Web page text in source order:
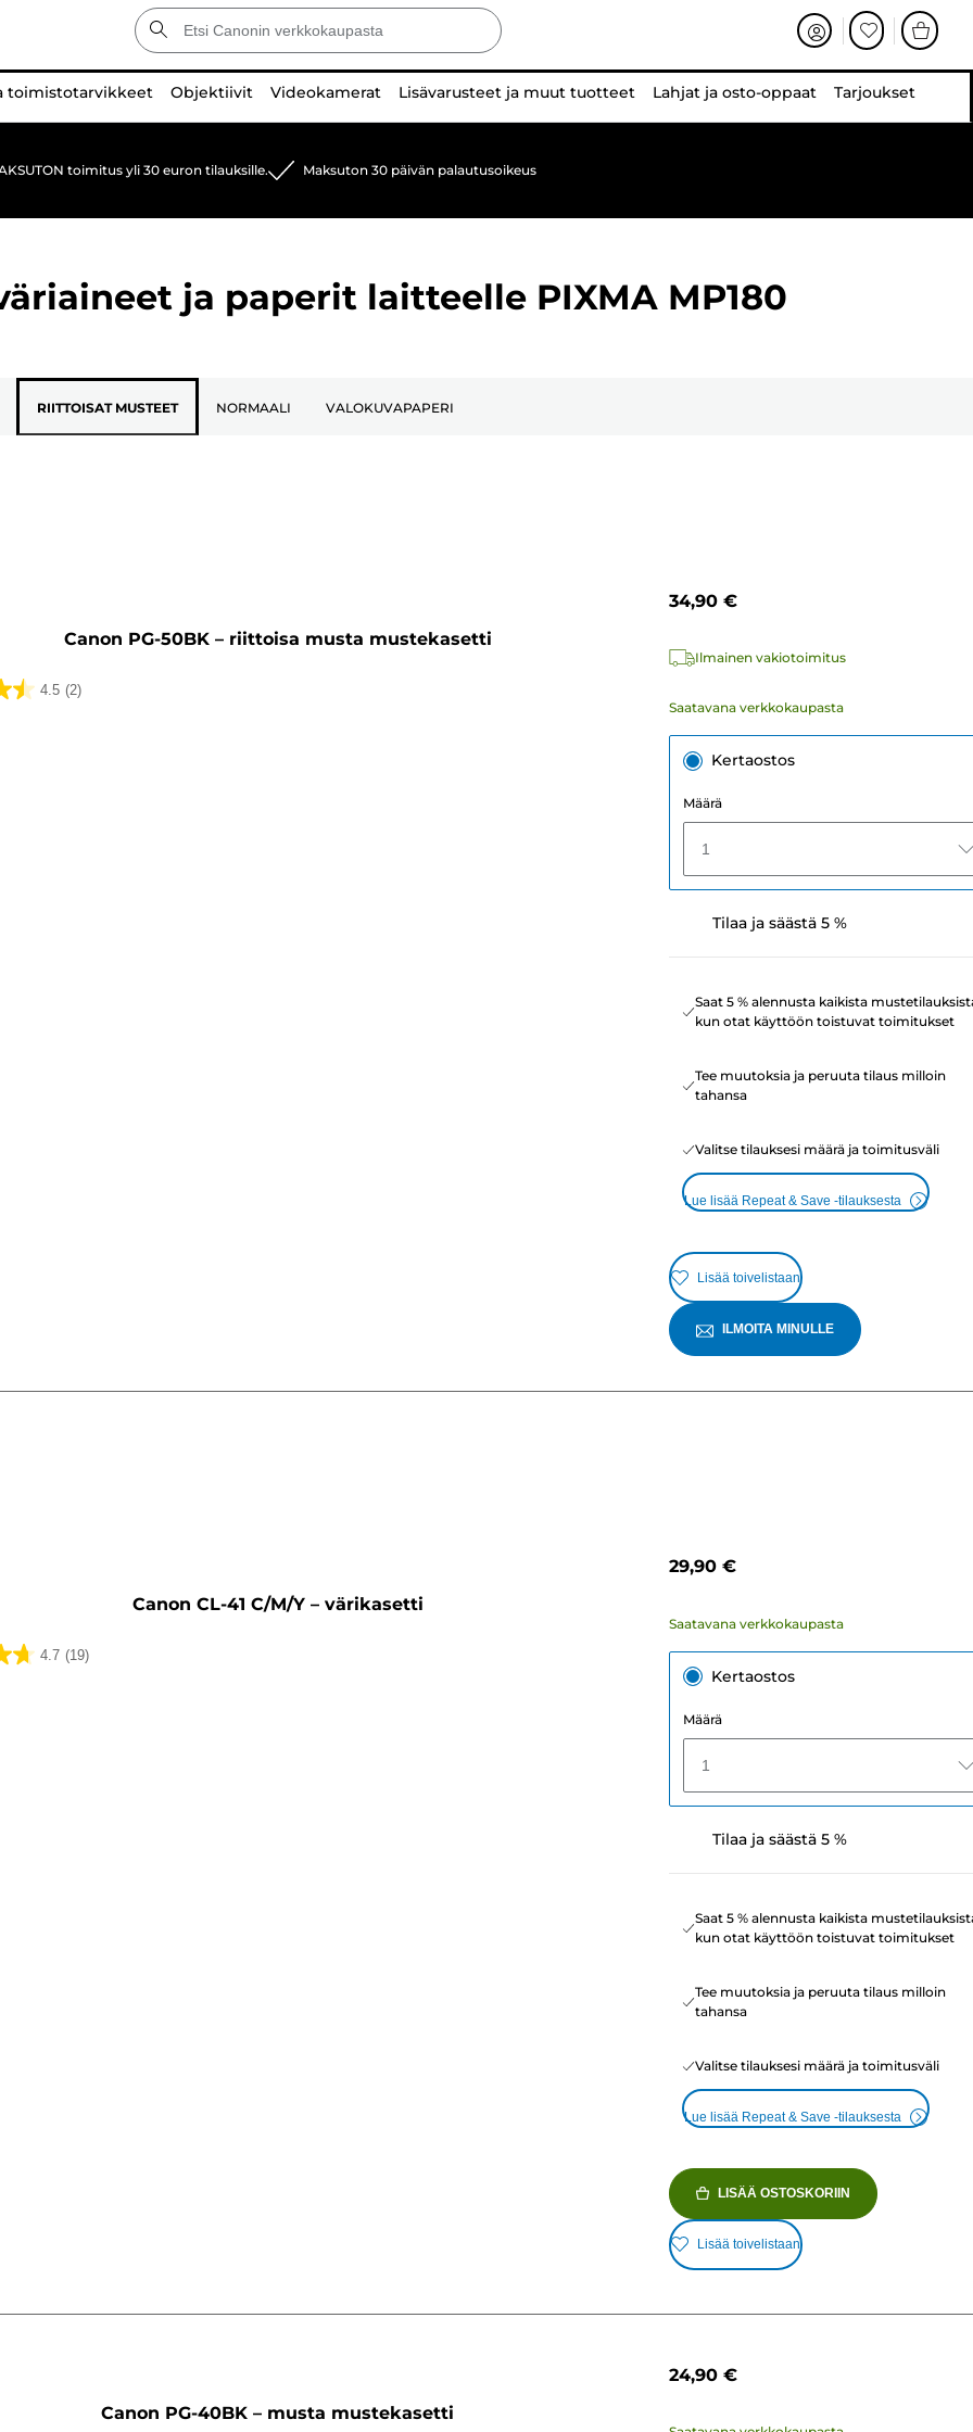
toimistotarvikkeet Objektiivit Videokamerat Lisävarusteet ja muut tuotteet Lahjat ja osto-oppaat Tarjoukset
toimitus yli 30 euron tilauksille. Maksuton 30 päivän palautusoikeus
ja paperit laitteelle PIXMA MP180
RIITTOISAT MUSTEET NORMAALI VALOKUVAPAPERI
Canon PG-50BK – riittoisa musta mustekasetti
4.5 (2)
34,90 €
Ilmainen vakiotoimitus
Saatavana verkkokaupasta
Kertaostos
Määrä
1
Tilaa ja säästä 5 %
Saat 5 % alennusta kaikista
kun otat käyttöön toistuvat toimitukset
Tee muutoksia ja peruuta tilaus milloin
tahansa
Valitse tilauksesi määrä ja toimitusväli
Lue lisää Repeat & Save -tilauksesta
Lisää toivelistaan
ILMOITA MINULLE
Canon CL-41 C/M/Y – värikasetti
4.7 (19)
29,90 €
Saatavana verkkokaupasta
Kertaostos
Määrä
1
Tilaa ja säästä 5 %
Saat 5 % alennusta kaikista
kun otat käyttöön toistuvat toimitukset
Tee muutoksia ja peruuta tilaus milloin
tahansa
Valitse tilauksesi määrä ja toimitusväli
Lue lisää Repeat & Save -tilauksesta
LISÄÄ OSTOSKORIIN
Lisää toivelistaan
Canon PG-40BK – musta mustekasetti
24,90 €